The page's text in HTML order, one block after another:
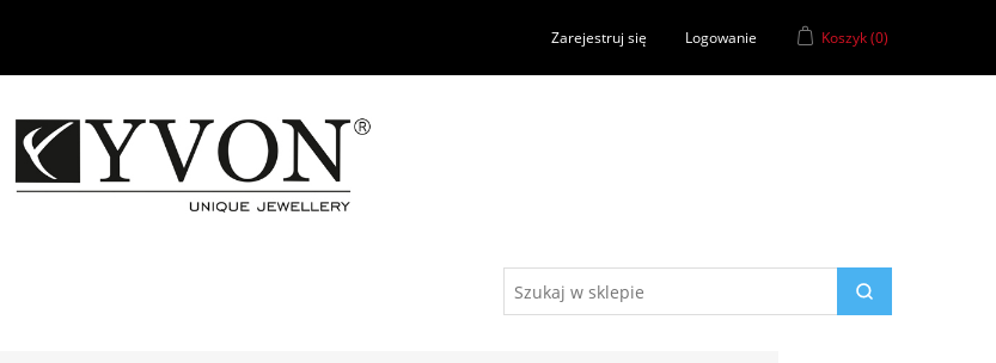
Zarejestruj się Logowanie Koszyk(0)